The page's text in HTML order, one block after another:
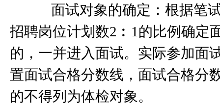
面试对象的确定：根据笔试
招聘岗位计划数2 ︰ 1 的比例确定
的，一并进入面试。实际参加面
置面试合格分数线，面试合格分
的不得列为体检对象。